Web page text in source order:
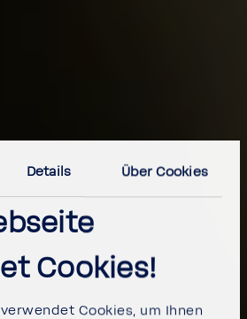
Details Über Cookies
Cookies!
Cookies, um Ihnen